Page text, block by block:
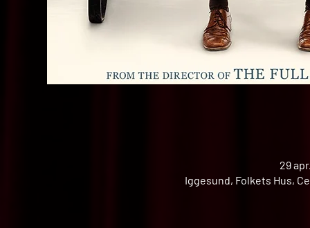
29
Iggesund, Folkets Hus,